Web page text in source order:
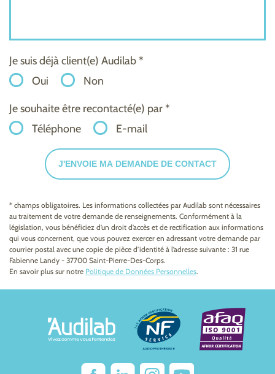
Je suis déjà client(e) Audilab *
Oui
Non
Je souhaite être recontacté(e) par *
Téléphone
E-mail
J'ENVOIE MA DEMANDE DE CONTACT
* champs obligatoires. Les informations collectées par Audilab sont nécessaires
au traitement de votre demande de renseignements. Conformément à la
législation, vous bénéficiez d’un droit d’accès et de rectification aux informations
qui vous concernent, que vous pouvez exercer en adressant votre demande par
courrier postal avec une copie de pièce d’identité à l’adresse suivante : 31 rue
Fabienne Landy - 37700 Saint-Pierre-Des-Corps.
En savoir plus sur notre Politique de Données Personnelles.